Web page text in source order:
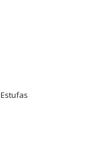
Estufas